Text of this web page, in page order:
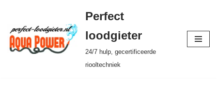
Ga
naar
de
Perfect
loodgieter
24/7 hulp, gecertificeerde
riooltechniek